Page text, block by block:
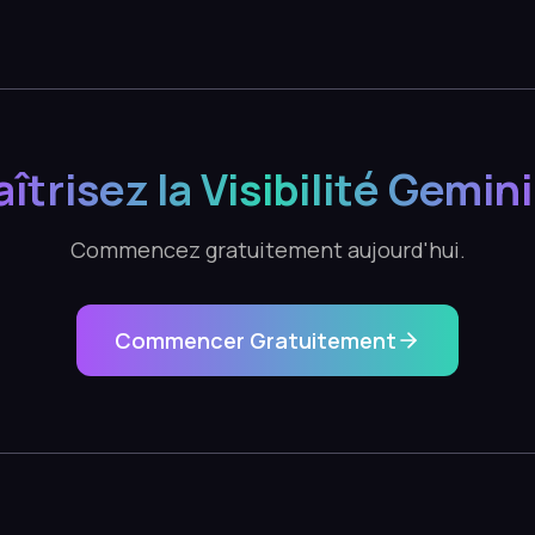
la Visibilité
Commencez gratuitement aujourd'hui.
Commencer Gratuitement